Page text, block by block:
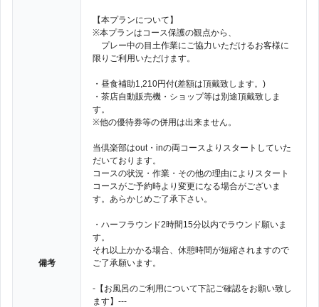
備考
【本プランについて】
※本プランはコース保護の観点から、
プレー中の目土作業にご協力いただけるお客様に
限りご利用いただけます。
・昼食補助1,210円付(差額は頂戴致します。)
・茶店自動販売機・ショップ等は別途頂戴致しま
す。
※他の優待券等の併用は出来ません。
当倶楽部はout・inの両コースよりスタートしていた
だいております。
コースの状況・作業・その他の理由によりスタート
コースがご予約時より変更になる場合がございま
す。あらかじめご了承下さい。
・ハーフラウンド2時間15分以内でラウンド願いま
す。
それ以上かかる場合、休憩時間が短縮されますので
ご了承願います。
-【お風呂のご利用について下記ご確認をお願い致し
ます】---